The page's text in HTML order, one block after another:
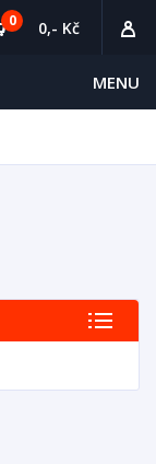
MENU
0 0,- Kč